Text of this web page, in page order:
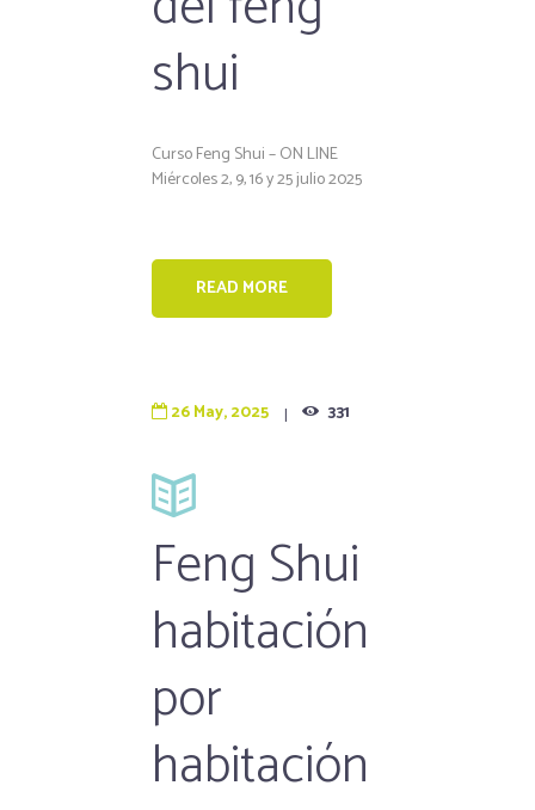
shui
Curso Feng Shui – ON LINE
Miércoles 2, 9, 16 y 25 julio 2025
READ MORE
26 May, 2025 331
Feng Shui
habitación
por
habitación